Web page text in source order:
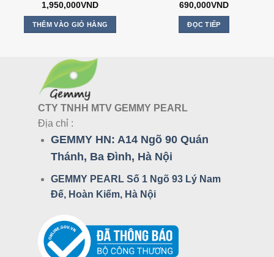
1,950,000VND
THÊM VÀO GIỎ HÀNG
690,000VND
ĐỌC TIẾP
CTY TNHH MTV GEMMY PEARL
Địa chỉ :
GEMMY HN: A14 Ngõ 90 Quán
Thánh, Ba Đình, Hà Nội
GEMMY PEARL Số 1 Ngõ 93 Lý Nam
Đế, Hoàn Kiếm, Hà Nội